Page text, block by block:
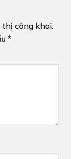
thị công khai.
*